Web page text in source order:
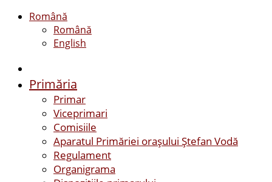
Română
Română
English
Primăria
Primar
Viceprimari
Comisiile
Aparatul Primăriei orașului Ștefan Vodă
Regulament
Organigrama